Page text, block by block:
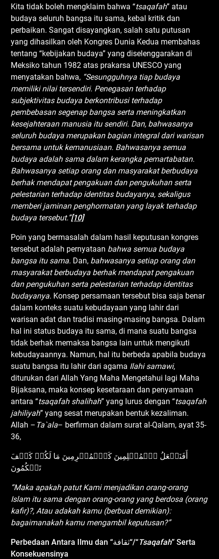
Kita tidak boleh mengklaim bahwa “tsaqafah” atau
budaya seluruh bangsa itu sama, kebal kritik dan
perbaikan. Sangat disayangkan, salah satu putusan
yang dihasilkan oleh Kongres Dunia Kedua membahas
tentang “kebijakan budaya” yang diselenggarakan di
Meksiko tahun 1982 atas prakarsa UNESCO yang
menyatakan bahwa, “Sesungguhnya tiap budaya
memiliki nilai tersendiri. Penegasan terhadap
subjektivitas budaya berkontribusi terhadap
pembebasan segenap bangsa serta meningkatkan
kesejahteraan manusia itu sendiri. Dan, bahwasanya
seluruh budaya merupakan bagian integral dari warisan
bersama untuk kemanusiaan. Bahwasanya semua
budaya adalah sama dalam kerangka pemartabatan.
Bahwasanya setiap orang dan masyarakat berbudaya
berhak mendapat pengakuan dan pengukuhan serta
pelestarian terhadap identitas budayanya, sekaligus
memberi jaminan penghormatan yang layak terhadap
budaya tersebut.”[10]
Poin yang bermasalah dalam hasil keputusan kongres
tersebut adalah pernyataan bahwa semua budaya
bangsa itu sama. Dan, bahwasanya setiap orang dan
masyarakat berbudaya berhak mendapat pengakuan
dan pengukuhan serta pelestarian terhadap identitas
budayanya. Konsep persamaan tersebut bisa saja benar
dalam konteks suatu kebudayaan yang lahir dari
warisan adat dan tradisi masing-masing bangsa. Dalam
hal ini status budaya itu sama, di mana suatu bangsa
tidak berhak memaksa bangsa lain untuk mengikuti
kebudayaannya. Namun, hal itu berbeda apabila budaya
suatu bangsa itu lahir dari agama Ilahisamawi,
diturukan dari Allah Yang Maha Mengetahui lagi Maha
Bijaksana, maka konsep kesetaraan dan penyamaan
antara “tsaqafah shalihah” yang lurus dengan “tsaqafah
jahiliyah” yang sesat merupakan bentuk kezaliman.
Allah – Ta`ala– berfirman dalam surat al-Qalam, ayat 35-
36,
أَفَنَجۡعَلُ ٱلۡمُسۡلِمِينَ كَٱلۡمُجۡرِمِينَ مَا لَكُمۡ كَيۡفَ
تَحۡكُمُونَ
“Maka apakah patut Kami menjadikan orang-orang
Islam itu sama dengan orang-orang yang berdosa (orang
kafir)?, Atau adakah kamu (berbuat demikian):
bagaimanakah kamu mengambil keputusan?”
PerbedaanAntara Ilmu dan“ثقافة“/“Tsaqafah” Serta
Konsekuensinya